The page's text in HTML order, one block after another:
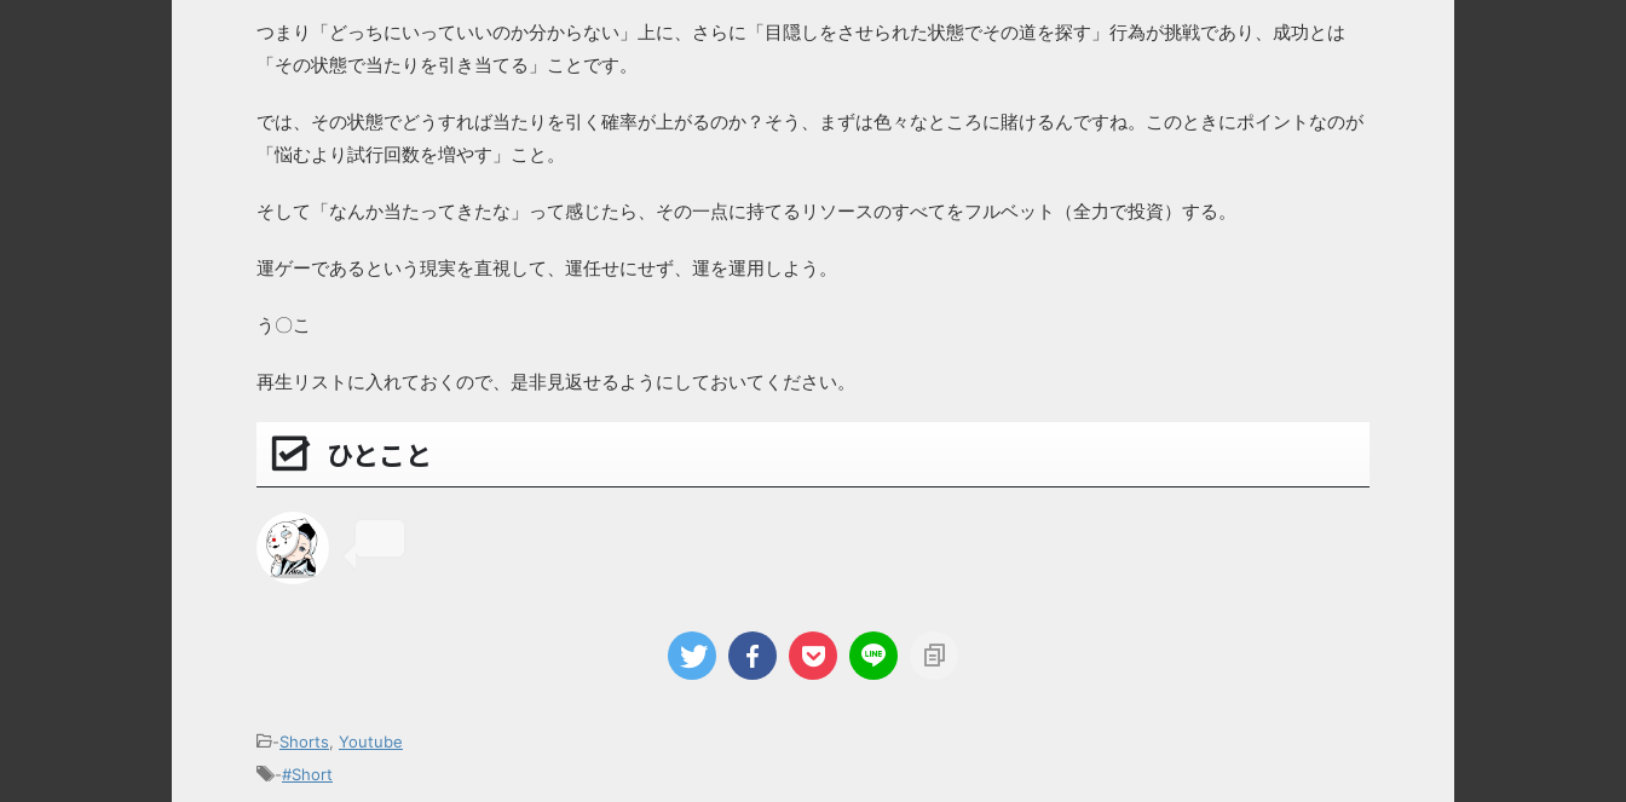
つまり「どっちにいっていいのか分からない」上に、さらに「目隠しをさせられた状態でその道を探す」行為が挑戦であり、成功とは
「その状態で当たりを引き当てる」ことです。
では、その状態でどうすれば当たりを引く確率が上がるのか？そう、まずは色々なところに賭けるんですね。このときにポイントなのが
「悩むより試行回数を増やす」こと。
そして「なんか当たってきたな」って感じたら、その一点に持てるリソースのすべてをフルベット（全力で投資）する。
運ゲーであるという現実を直視して、運任せにせず、運を運用しよう。
う〇こ
再生リストに入れておくので、是非見返せるようにしておいてください。
ひとこと
-Shorts, Youtube
-#Short